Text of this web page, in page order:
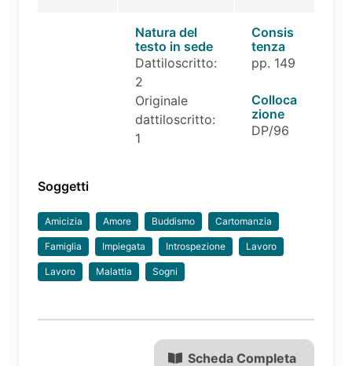
Natura del
testo in sede
Dattiloscritto:
2
Originale
dattiloscritto:
1
Consis
tenza
pp. 149
Colloca
zione
DP/96
Soggetti
Amicizia Amore Buddismo Cartomanzia
Famiglia Impiegata Introspezione Lavoro
Lavoro Malattia Sogni
Scheda Completa